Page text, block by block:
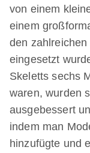
von einem
einem
den
eingesetzt
Skeletts sechs
waren, wurden
ausgebessert
indem man
hinzufügte und